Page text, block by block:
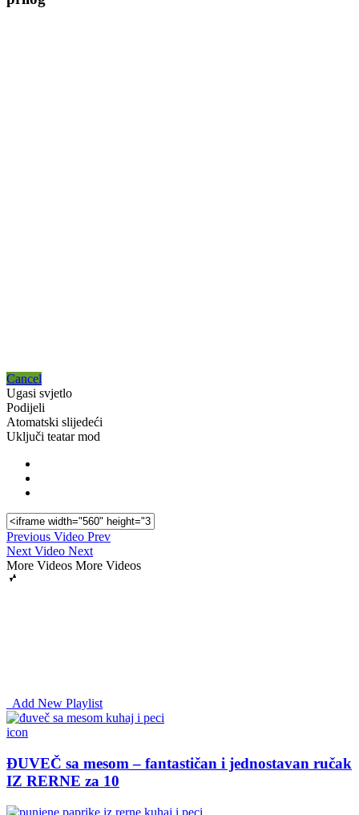
Cancel
Ugasi svjetlo
Podijeli
Atomatski slijedeći
Uključi teatar mod
Previous Video Prev
Next Video Next
More Videos More Videos
Add New Playlist
icon
ĐUVEČ sa mesom – fantastičan i jednostavan ručak
IZ RERNE za 10